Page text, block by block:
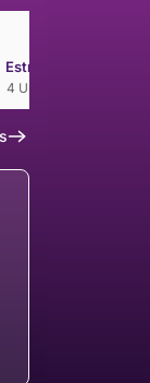
Estructura
4 Unidades